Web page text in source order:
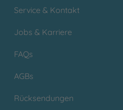
Service & Kontakt
Jobs & Karriere
FAQs
AGBs
Rücksendungen